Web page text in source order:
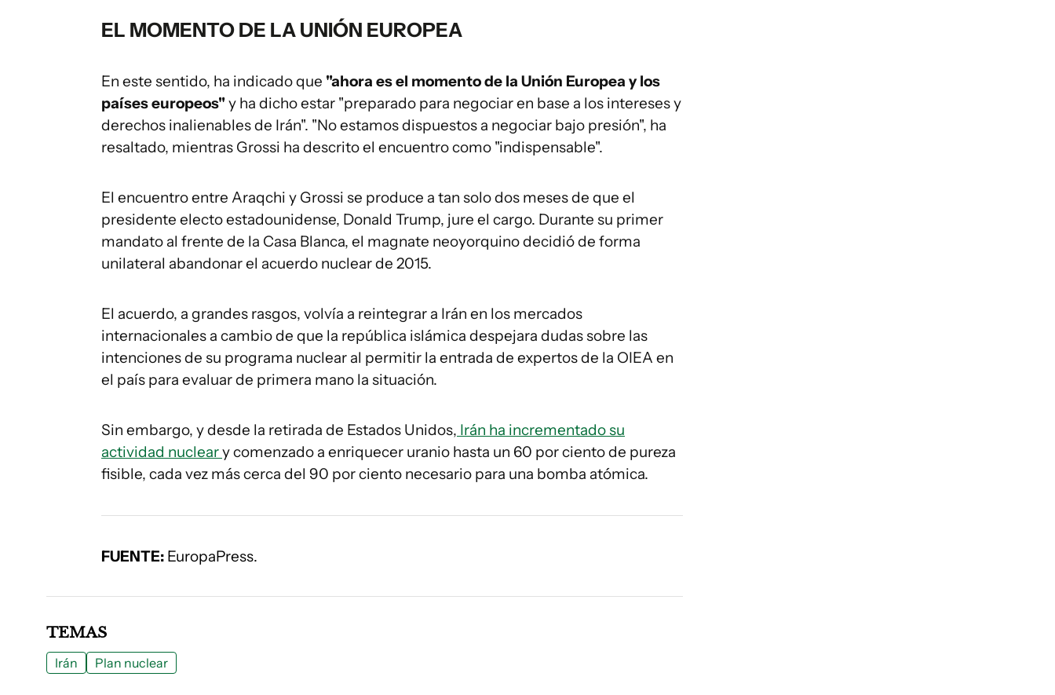
EL MOMENTO DE LA UNIÓN EUROPEA
En este sentido, ha indicado que "ahora es el momento de la Unión Europea y los
países europeos"y ha dicho estar "preparado para negociar en base a los intereses y
derechos inalienables de Irán". "No estamos dispuestos a negociar bajo presión", ha
resaltado, mientras Grossi ha descrito el encuentro como "indispensable".
El encuentro entre Araqchi y Grossi se produce a tan solo dos meses de que el
presidente electo estadounidense, Donald Trump, jure el cargo. Durante su primer
mandato al frente de la Casa Blanca, el magnate neoyorquino decidió de forma
unilateral abandonar el acuerdo nuclear de 2015.
El acuerdo, a grandes rasgos, volvía a reintegrar a Irán en los mercados
internacionales a cambio de que la república islámica despejara dudas sobre las
intenciones de su programa nuclear al permitir la entrada de expertos de la OIEA en
el país para evaluar de primera mano la situación.
Sin embargo, y desde la retirada de Estados Unidos, Irán ha incrementado su
actividad nucleary comenzado a enriquecer uranio hasta un 60 por ciento de pureza
fisible, cada vez más cerca del 90 por ciento necesario para una bomba atómica.
FUENTE: EuropaPress.
TEMAS
Irán Plan nuclear